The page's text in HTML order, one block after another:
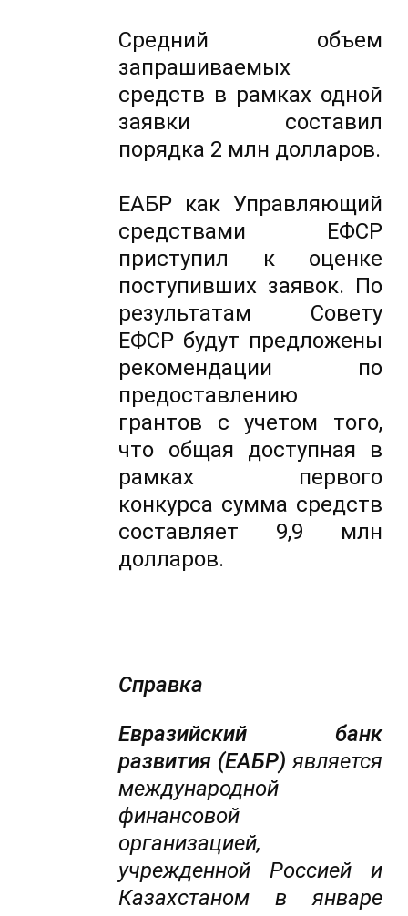
Средний объем
запрашиваемых
средств в рамках одной
заявки составил
порядка 2 млн долларов.
ЕАБР как Управляющий
средствами ЕФСР
приступил к оценке
поступивших заявок. По
результатам Совету
ЕФСР будут предложены
рекомендации по
предоставлению
грантов с учетом того,
что общая доступная в
рамках первого
конкурса сумма средств
составляет 9,9 млн
долларов.
Справка
Евразийский банк
развития (ЕАБР) является
международной
финансовой
организацией,
учрежденной Россией и
Казахстаном в январе